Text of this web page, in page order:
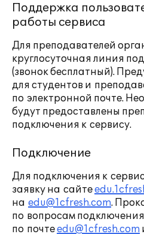
Поддержка
работы сервиса
Для преподавателей
круглосуточная линия
(звонок бесплатный).
для студентов и
по электронной почте.
будут предоставлены
подключения к сервису.
Подключение
Для подключения к
заявку на сайте
на edu@1cfresh.com.
по вопросам
по почтеedu@1cfresh.com